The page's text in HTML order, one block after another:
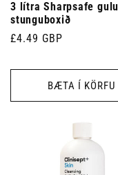
3 lítra Sharpsafe gulu
stunguboxið
Venjulegt
£4.49 GBP
BÆTA Í KÖRFU